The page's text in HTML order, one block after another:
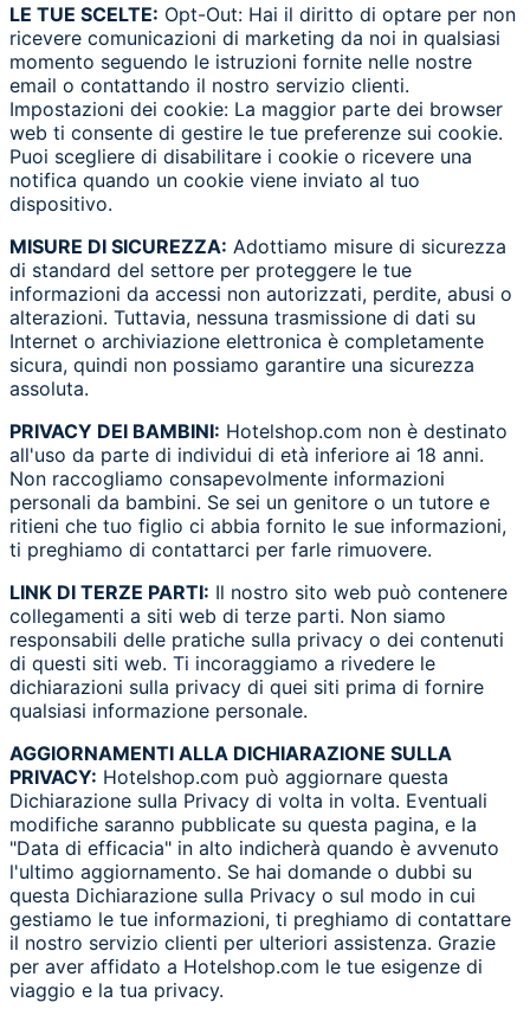
LE TUE SCELTE: Opt-Out: Hai il diritto di optare per non
ricevere comunicazioni di marketing da noi in qualsiasi
momento seguendo le istruzioni fornite nelle nostre
email o contattando il nostro servizio clienti.
Impostazioni dei cookie: La maggior parte dei browser
web ti consente di gestire le tue preferenze sui cookie.
Puoi scegliere di disabilitare i cookie o ricevere una
notifica quando un cookie viene inviato al tuo
dispositivo.
MISURE DI SICUREZZA: Adottiamo misure di sicurezza
di standard del settore per proteggere le tue
informazioni da accessi non autorizzati, perdite, abusi o
alterazioni. Tuttavia, nessuna trasmissione di dati su
Internet o archiviazione elettronica è completamente
sicura, quindi non possiamo garantire una sicurezza
assoluta.
PRIVACY DEI BAMBINI: Hotelshop.com non è destinato
all'uso da parte di individui di età inferiore ai 18 anni.
Non raccogliamo consapevolmente informazioni
personali da bambini. Se sei un genitore o un tutore e
ritieni che tuo figlio ci abbia fornito le sue informazioni,
ti preghiamo di contattarci per farle rimuovere.
LINK DI TERZE PARTI: Il nostro sito web può contenere
collegamenti a siti web di terze parti. Non siamo
responsabili delle pratiche sulla privacy o dei contenuti
di questi siti web. Ti incoraggiamo a rivedere le
dichiarazioni sulla privacy di quei siti prima di fornire
qualsiasi informazione personale.
AGGIORNAMENTI ALLA DICHIARAZIONE SULLA
PRIVACY: Hotelshop.com può aggiornare questa
Dichiarazione sulla Privacy di volta in volta. Eventuali
modifiche saranno pubblicate su questa pagina, e la
"Data di efficacia" in alto indicherà quando è avvenuto
l'ultimo aggiornamento. Se hai domande o dubbi su
questa Dichiarazione sulla Privacy o sul modo in cui
gestiamo le tue informazioni, ti preghiamo di contattare
il nostro servizio clienti per ulteriori assistenza. Grazie
per aver affidato a Hotelshop.com le tue esigenze di
viaggio e la tua privacy.